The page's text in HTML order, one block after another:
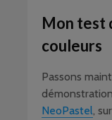
Mon test
couleurs
Passons
NeoPastel,